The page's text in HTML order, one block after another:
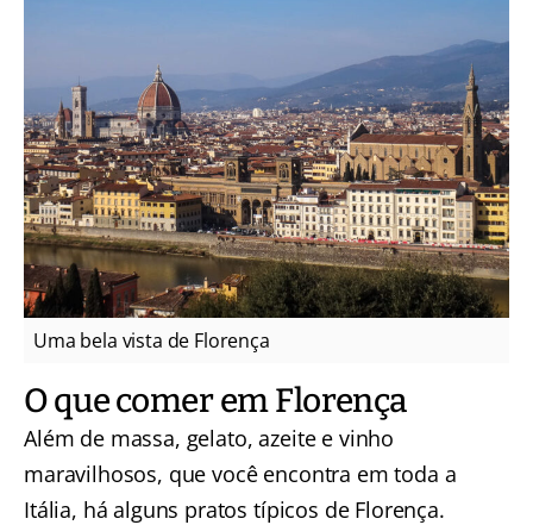
Uma bela vista de Florença
O que comer em Florença
Além de massa, gelato, azeite e vinho
maravilhosos, que você encontra em toda a
Itália, há alguns pratos típicos de Florença.